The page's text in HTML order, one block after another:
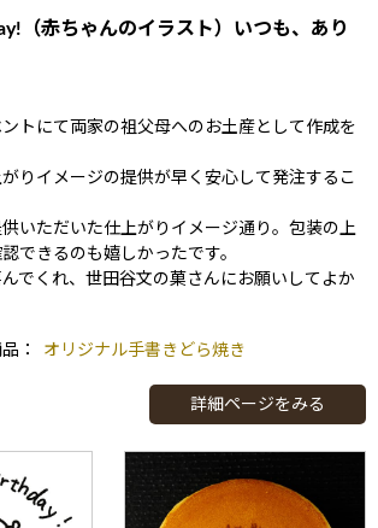
（赤ちゃんのイラスト）いつも、あり
トにて両家の祖父母へのお土産として作成を
りイメージの提供が早く安心して発注するこ
いただいた仕上がりイメージ通り。包装の上
できるのも嬉しかったです。
でくれ、世田谷文の菓さんにお願いしてよか
： オリジナル手書きどら焼き
詳細ページをみる